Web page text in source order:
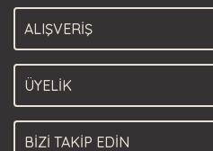
ALIŞVERİŞ
ÜYELİK
BİZİ TAKİP EDİN